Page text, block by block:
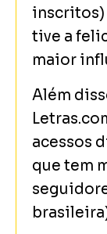
inscritos)
tive a
maior
Além
acessos
que tem